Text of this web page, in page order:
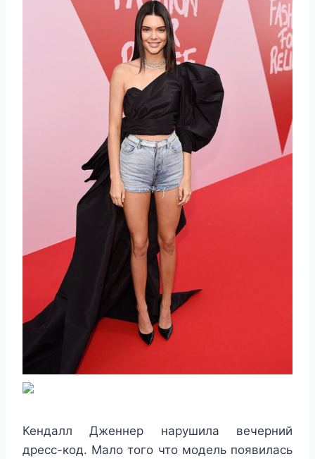
Кендалл Дженнер нарушила вечерний
дресс-код. Мало того что модель появилась